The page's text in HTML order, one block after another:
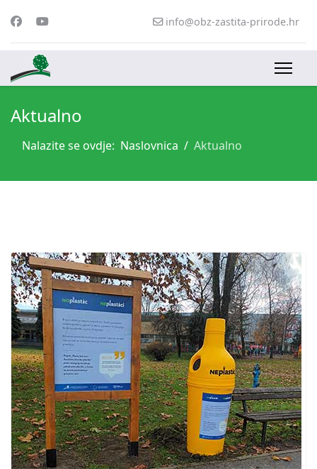
info@obz-zastita-prirode.hr
Aktualno
Nalazite se ovdje: Naslovnica Aktualno